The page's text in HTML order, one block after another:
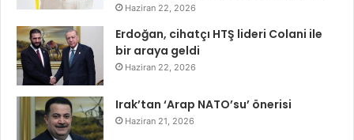
Haziran 22, 2026
Erdoğan, cihatçı HTŞ lideri Colani ile
bir araya geldi
Haziran 22, 2026
Irak’tan ‘Arap NATO’su’ önerisi
Haziran 21, 2026